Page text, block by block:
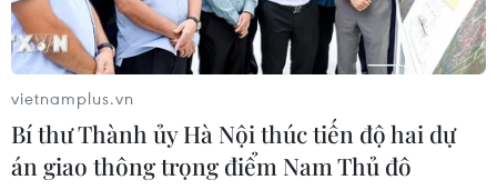
01/08/2026 12:14
Hưng Yên: Có sổ đỏ trong tay, người
dân vẫn không thể làm nhà, không
thể bán đất
vietnamplus.vn
Bí thư Thành ủy Hà Nội thúc tiến độ hai dự
án giao thông trọng điểm Nam Thủ đô